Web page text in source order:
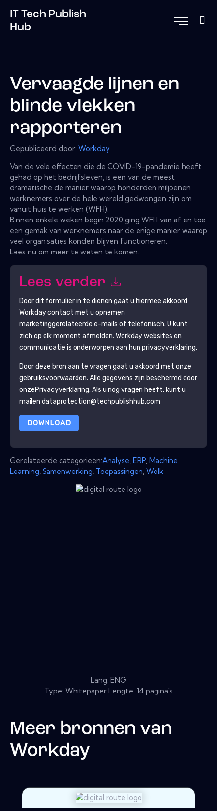
IT Tech Publish
Hub
Vervaagde lijnen en
blinde vlekken
rapporteren
Gepubliceerd door: Workday
Van de vele effecten die de COVID-19-pandemie heeft
gehad op het bedrijfsleven, is een van de meest
dramatische de manier waarop honderden miljoenen
werknemers over de hele wereld gedwongen zijn om
vanuit huis te werken (WFH).
Binnen enkele weken begin 2020 ging WFH van af en toe
een gemak van werknemers naar de enige manier waarop
veel organisaties konden blijven functioneren.
Lees nu om meer te weten te komen.
Lees verder
Door dit formulier in te dienen gaat u hiermee akkoord
Workdaycontact met u opnemen
marketinggerelateerde e-mails of telefonisch. U kunt
zich op elk moment afmelden. Workdaywebsites en
communicatie is onderworpen aan hun privacyverklaring.
Door deze bron aan te vragen gaat u akkoord met onze
gebruiksvoorwaarden. Alle gegevens zijn beschermd door
onzePrivacyverklaring. Als u nog vragen heeft, kunt u
mailen dataprotection@techpublishhub.com
DOWNLOAD
Gerelateerde categorieën:Analyse ERP Machine
Learning Samenwerking Toepassingen Wolk
Lang: ENG
Type: Whitepaper Lengte: 14 pagina's
Meer bronnen van
Workday